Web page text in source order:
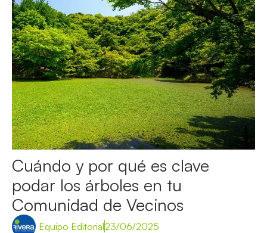
Cuándo y por qué es clave
podar los árboles en tu
Comunidad de Vecinos
Equipo Editorial23/06/2025